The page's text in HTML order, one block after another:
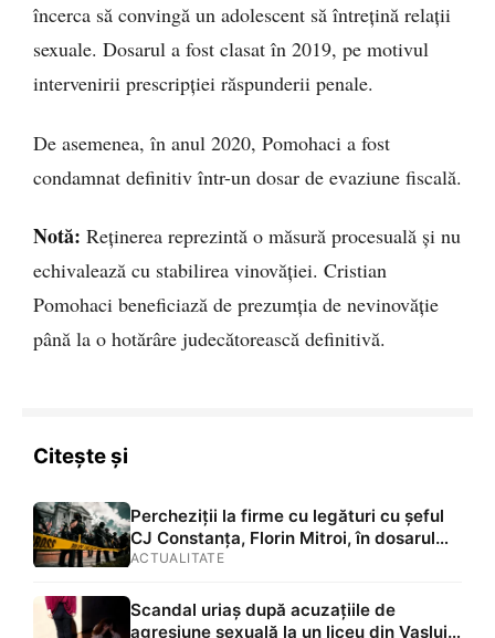
încerca să convingă un adolescent să întrețină relații
sexuale. Dosarul a fost clasat în 2019, pe motivul
intervenirii prescripției răspunderii penale.
De asemenea, în anul 2020, Pomohaci a fost
condamnat definitiv într-un dosar de evaziune fiscală.
Notă: Reținerea reprezintă o măsură procesuală și nu
echivalează cu stabilirea vinovăției. Cristian
Pomohaci beneficiază de prezumția de nevinovăție
până la o hotărâre judecătorească definitivă.
Citește și
Percheziții la firme cu legături cu șeful
CJ Constanța, Florin Mitroi, în dosarul
procurorilor acuzați de corupție.
ACTUALITATE
Scandal uriaș după acuzațiile de
agresiune sexuală la un liceu din Vaslui.